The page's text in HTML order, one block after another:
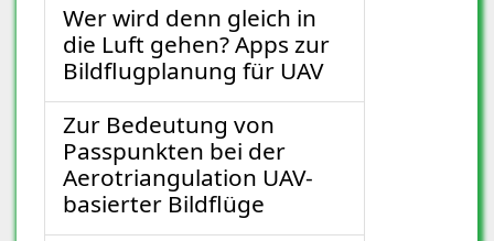
Wer wird denn gleich in
die Luft gehen? Apps zur
Bildflugplanung für UAV
Zur Bedeutung von
Passpunkten bei der
Aerotriangulation UAV-
basierter Bildflüge